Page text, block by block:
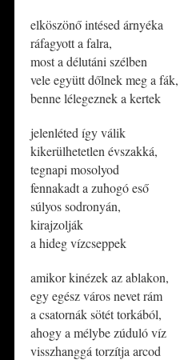
elköszönő intésed árnyéka
ráfagyott a falra,
most a délutáni szélben
vele együtt dőlnek meg a fák,
benne lélegeznek a kertek
jelenléted így válik
kikerülhetetlen évszakká,
tegnapi mosolyod
fennakadt a zuhogó eső
súlyos sodronyán,
kirajzolják
a hideg vízcseppek
​amikor kinézek az ablakon,
egy egész város nevet rám
a csatornák sötét torkából,
ahogy a mélybe zúduló víz
visszhanggá torzítja arcod